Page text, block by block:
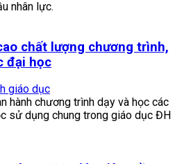
nhân lực.
chất lượng chương trình,
đại học
giáo dục
hành chương trình dạy và học các
sử dụng chung trong giáo dục ĐH